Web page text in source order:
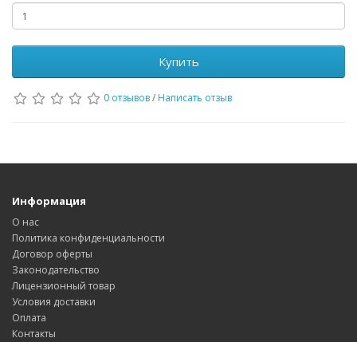
Купить
0 отзывов/ Написать отзыв
Информация
О нас
Политика конфиденциальности
Договор оферты
Законодательство
Лицензионный товар
Условия доставки
Оплата
Контакты